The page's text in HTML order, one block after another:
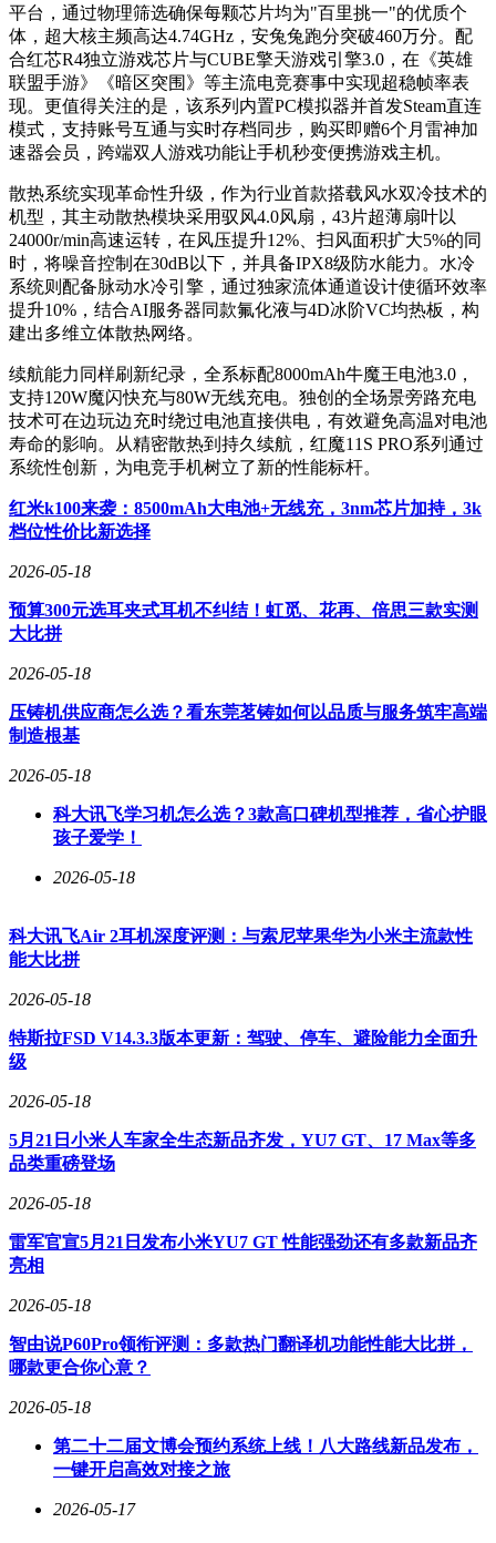
平台，通过物理筛选确保每颗芯片均为"百里挑一"的优质个
体，超大核主频高达4.74GHz，安兔兔跑分突破460万分。配
合红芯R4独立游戏芯片与CUBE擎天游戏引擎3.0，在《英雄
联盟手游》《暗区突围》等主流电竞赛事中实现超稳帧率表
现。更值得关注的是，该系列内置PC模拟器并首发Steam直连
模式，支持账号互通与实时存档同步，购买即赠6个月雷神加
速器会员，跨端双人游戏功能让手机秒变便携游戏主机。
散热系统实现革命性升级，作为行业首款搭载风水双冷技术的
机型，其主动散热模块采用驭风4.0风扇，43片超薄扇叶以
24000r/min高速运转，在风压提升12%、扫风面积扩大5%的同
时，将噪音控制在30dB以下，并具备IPX8级防水能力。水冷
系统则配备脉动水冷引擎，通过独家流体通道设计使循环效率
提升10%，结合AI服务器同款氟化液与4D冰阶VC均热板，构
建出多维立体散热网络。
续航能力同样刷新纪录，全系标配8000mAh牛魔王电池3.0，
支持120W魔闪快充与80W无线充电。独创的全场景旁路充电
技术可在边玩边充时绕过电池直接供电，有效避免高温对电池
寿命的影响。从精密散热到持久续航，红魔11S PRO系列通过
系统性创新，为电竞手机树立了新的性能标杆。
红米k100来袭：8500mAh大电池+无线充，3nm芯片加持，3k
档位性价比新选择
2026-05-18
预算300元选耳夹式耳机不纠结！虹觅、花再、倍思三款实测
大比拼
2026-05-18
压铸机供应商怎么选？看东莞茗铸如何以品质与服务筑牢高端
制造根基
2026-05-18
科大讯飞学习机怎么选？3款高口碑机型推荐，省心护眼
孩子爱学！
2026-05-18
科大讯飞Air 2耳机深度评测：与索尼苹果华为小米主流款性
能大比拼
2026-05-18
特斯拉FSD V14.3.3版本更新：驾驶、停车、避险能力全面升
级
2026-05-18
5月21日小米人车家全生态新品齐发，YU7 GT、17 Max等多
品类重磅登场
2026-05-18
雷军官宣5月21日发布小米YU7 GT 性能强劲还有多款新品齐
亮相
2026-05-18
智由说P60Pro领衔评测：多款热门翻译机功能性能大比拼，
哪款更合你心意？
2026-05-18
第二十二届文博会预约系统上线！八大路线新品发布，
一键开启高效对接之旅
2026-05-17